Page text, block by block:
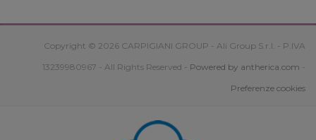
Copyright © 2026 CARPIGIANI GROUP - Ali Group S.r.l. - P.IVA
13239980967 - All Rights Reserved - Powered by antherica.com -
Preferenze cookies